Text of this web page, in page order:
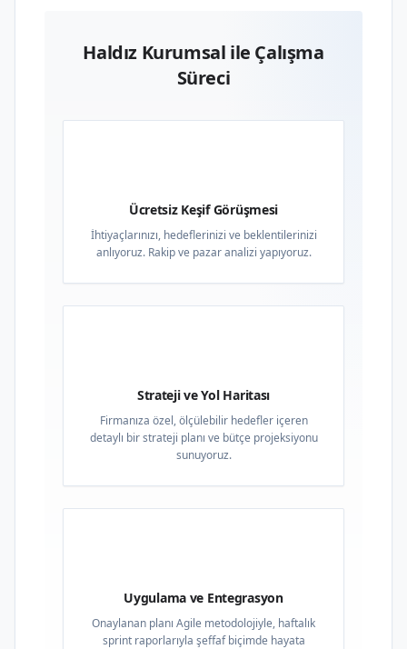
Haldız Kurumsal ile Çalışma
Süreci
Ücretsiz Keşif Görüşmesi
İhtiyaçlarınızı, hedeflerinizi ve beklentilerinizi
anlıyoruz. Rakip ve pazar analizi yapıyoruz.
Strateji ve Yol Haritası
Firmanıza özel, ölçülebilir hedefler içeren
detaylı bir strateji planı ve bütçe projeksiyonu
sunuyoruz.
Uygulama ve Entegrasyon
Onaylanan planı Agile metodolojiyle, haftalık
sprint raporlarıyla şeffaf biçimde hayata